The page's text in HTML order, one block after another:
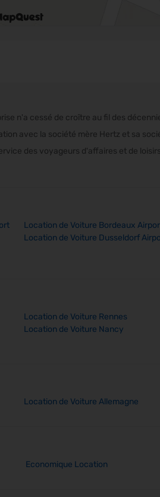
n'a cessé de croître au fil des
avec la société mère Hertz et sa
des voyageurs d'affaires et de
Location de Voiture Bordeaux
Location de Voiture Dusseldorf
Location de Voiture Rennes
Location de Voiture Nancy
Location de Voiture Allemagne
Economique Location